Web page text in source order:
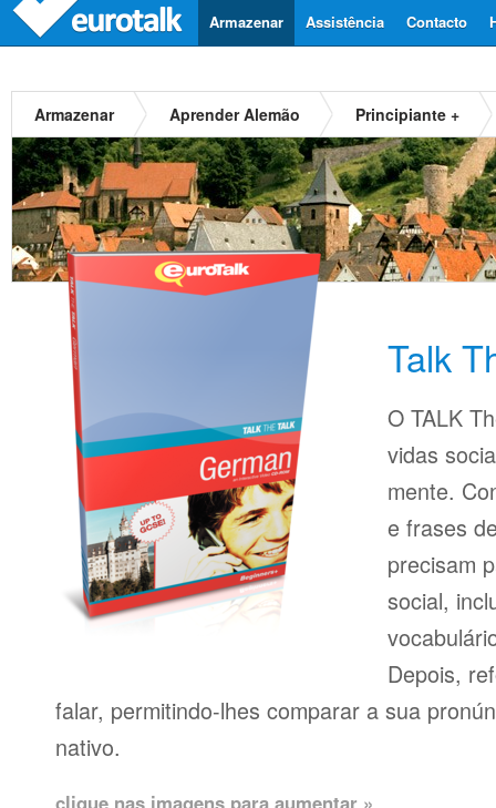
Contacto
Assistência
Armazenar
Armazenar Aprender Alemão Principiante +
Talk
O TALK
vidas
mente.
e frases
precisam
social,
Depois,
falar, permitindo-lhes comparar a sua
nativo.
clique nas imagens para aumentar »